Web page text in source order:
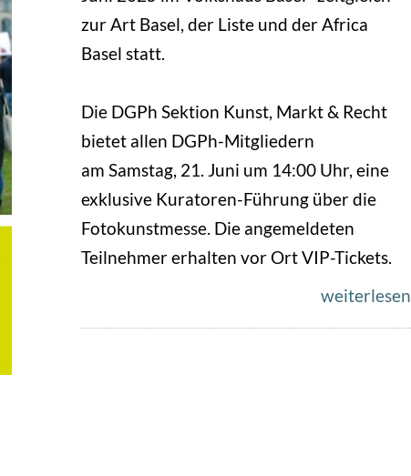
zur Art Basel, der Liste und der Africa
Basel statt.
Die DGPh Sektion Kunst, Markt & Recht
bietet allen DGPh-Mitgliedern
am Samstag, 21. Juni um 14:00 Uhr, eine
exklusive Kuratoren-Führung über die
Fotokunstmesse. Die angemeldeten
Teilnehmer erhalten vor Ort VIP-Tickets.
weiterlesen